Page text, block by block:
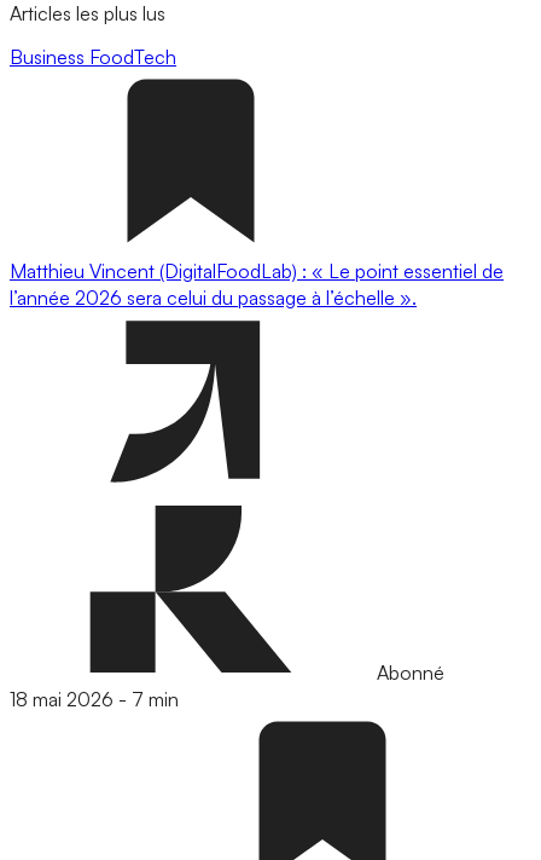
Articles les plus lus
Business FoodTech
Matthieu Vincent (DigitalFoodLab) : « Le point essentiel de
l’année 2026 sera celui du passage à l’échelle ».
Abonné
18 mai 2026 - 7 min